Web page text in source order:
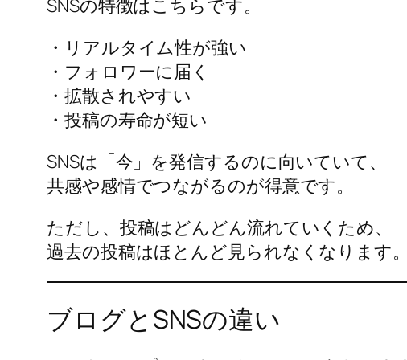
SNSの特徴はこちらです。
・リアルタイム性が強い
・フォロワーに届く
・拡散されやすい
・投稿の寿命が短い
SNSは「今」を発信するのに向いていて、
共感や感情でつながるのが得意です。
ただし、投稿はどんどん流れていくため、
過去の投稿はほとんど見られなくなります。
ブログとSNSの違い